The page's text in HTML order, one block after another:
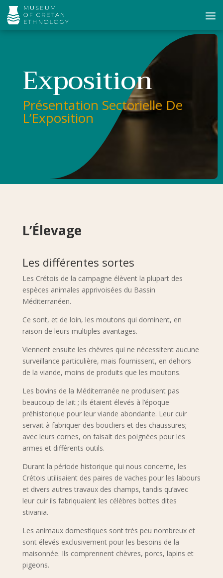
Exposition
Présentation Sectorielle De
L’Exposition
L’Élevage
Les différentes sortes
Les Crétois de la campagne élèvent la plupart des
espèces animales apprivoisées du Bassin
Méditerranéen.
Ce sont, et de loin, les moutons qui dominent, en
raison de leurs multiples avantages.
Viennent ensuite les chèvres qui ne nécessitent aucune
surveillance particulière, mais fournissent, en dehors
de la viande, moins de produits que les moutons.
Les bovins de la Méditerranée ne produisent pas
beaucoup de lait ; ils étaient élevés à l’époque
préhistorique pour leur viande abondante. Leur cuir
servait à fabriquer des boucliers et des chaussures;
avec leurs cornes, on faisait des poignées pour les
armes et différents outils.
Durant la période historique qui nous concerne, les
Crétois utilisaient des paires de vaches pour les labours
et divers autres travaux des champs, tandis qu’avec
leur cuir ils fabriquaient les célèbres bottes dites
stivania.
Les animaux domestiques sont très peu nombreux et
sont élevés exclusivement pour les besoins de la
maisonnée. Ils comprennent chèvres, porcs, lapins et
pigeons.